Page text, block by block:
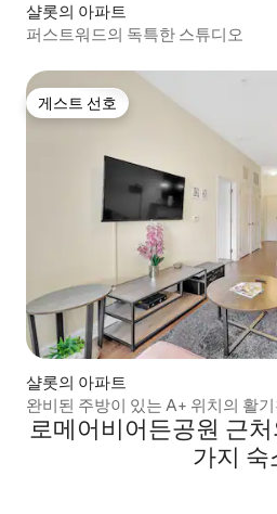
샬롯의 아파트
퍼스트워드의 독특한 스튜디오
게스트 선호
게스트 선호
샬롯의 아파트
완비된 주방이 있는 A+ 위치의 활
로메어비어든공원 근
가지 숙